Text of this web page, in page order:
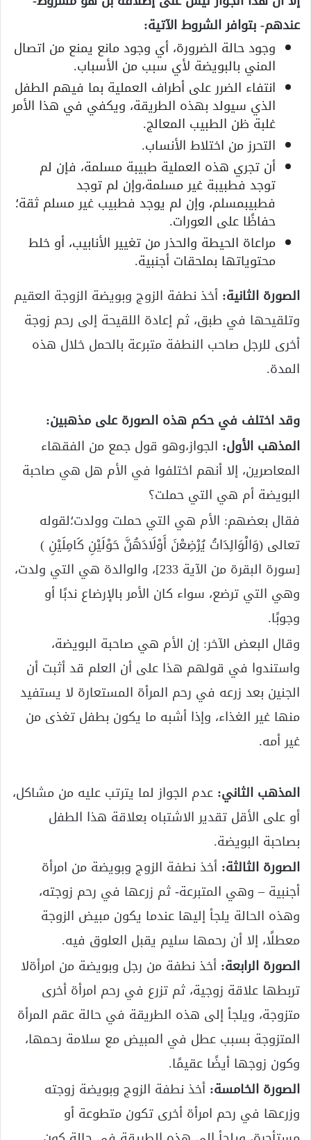
عندهم- بتوافر الشروط الآتية:
وجود حالة الضرورة، أي وجود مانع يمنع من اتصال
المني بالبويضة لأي سبب من الأسباب.
انتفاء الضرر على أطراف العملية بما فيهم الطفل
الذي سيولد بهذه الطريقة، ويكفي في هذا الأمر
غلبة ظن الطبيب المعالج.
التحرز من اختلاط الأنساب.
أن تجري هذه العملية طبيبة مسلمة، فإن لم
توجد فطبيبة غير مسلمة،وإن لم توجد
فطبيبمسلم، وإن لم يوجد فطبيب غير مسلم ثقة؛
حفاظًا على العورات.
مراعاة الحيطة والحذر من تغيير الأنابيب، أو خلط
محتوياتها بملحقات أجنبية.
الصورة الثانية: أخذ نطفة الزوج وبويضة الزوجة العقيم
وتلقيحها في طبق، ثم إعادة اللقيحة إلى رحم زوجة
أخرى للرجل صاحب النطفة متبرعة بالحمل خلال هذه
المدة.
وقد اختلف في حكم هذه الصورة على مذهبين:
المذهب الأول: الجواز،وهو قول جمع من الفقهاء
المعاصرين، إلا أنهم اختلفوا في الأم هل هي صاحبة
البويضة أم هي التي حملت؟
فقال بعضهم: الأم هي التي حملت وولدت؛لقوله
تعالى (وَالْوَالِدَاتُ يُرْضِعْنَ أَوْلَادَهُنَّ حَوْلَيْنِ كَامِلَيْنِ )
[سورة البقرة من الآية 233]، والوالدة هي التي ولدت،
وهي التي ترضع، سواء كان الأمر بالإرضاع ندبًا أو
وجوبًا.
وقال البعض الآخر: إن الأم هي صاحبة البويضة،
واستندوا في قولهم هذا على أن العلم قد أثبت أن
الجنين بعد زرعه في رحم المرأة المستعارة لا يستفيد
منها غير الغذاء، وإذا أشبه ما يكون بطفل تغذى من
غير أمه.
المذهب الثاني: عدم الجواز لما يترتب عليه من مشاكل،
أو على الأقل تقدير الاشتباه بعلاقة هذا الطفل
بصاحبة البويضة.
الصورة الثالثة: أخذ نطفة الزوج وبويضة من امرأة
أجنبية – وهي المتبرعة- ثم زرعها في رحم زوجته،
وهذه الحالة يلجأ إليها عندما يكون مبيض الزوجة
معطلًا، إلا أن رحمها سليم يقبل العلوق فيه.
الصورة الرابعة: أخذ نطفة من رجل وبويضة من امرأةلا
تربطها علاقة زوجية، ثم تزرع في رحم امرأة أخرى
متزوجة، ويلجأ إلى هذه الطريقة في حالة عقم المرأة
المتزوجة بسبب عطل في المبيض مع سلامة رحمها،
وكون زوجها أيضًا عقيمًا.
الصورة الخامسة: أخذ نطفة الزوج وبويضة زوجته
وزرعها في رحم امرأة أخرى تكون متطوعة أو